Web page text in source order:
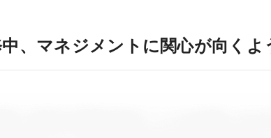
、マネジメントに関心が向くよ